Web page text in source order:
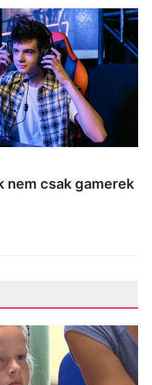
nem csak gamerek